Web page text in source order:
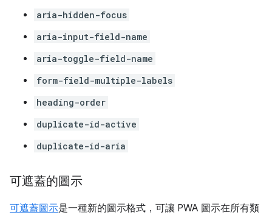
aria-hidden-focus
aria-input-field-name
aria-toggle-field-name
form-field-multiple-labels
heading-order
duplicate-id-active
duplicate-id-aria
可遮蓋的圖示
可遮蓋圖示是一種新的圖示格式，可讓 PWA 圖示在所有類